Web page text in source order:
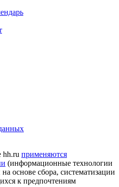
hh.ru применяются
(информационные технологии
основе сбора, систематизации
к предпочтениям